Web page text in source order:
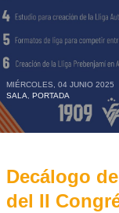
MIÉRCOLES, 04 JUNIO 2025
SALA
PORTADA
Decálogo
del II